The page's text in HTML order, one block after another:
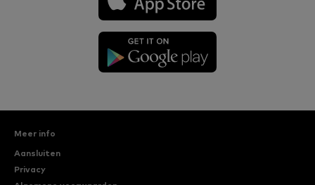
Meer info
Aansluiten
Privacy